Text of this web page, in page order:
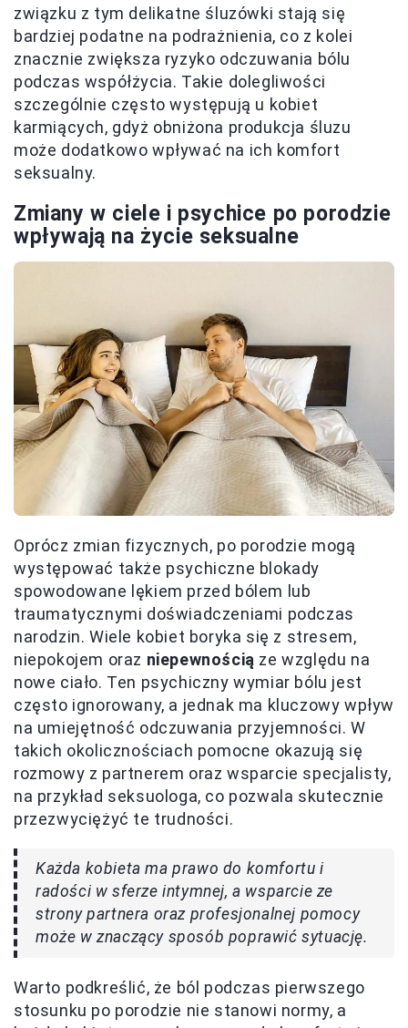
związku z tym delikatne śluzówki stają się
bardziej podatne na podrażnienia, co z kolei
znacznie zwiększa ryzyko odczuwania bólu
podczas współżycia. Takie dolegliwości
szczególnie często występują u kobiet
karmiących, gdyż obniżona produkcja śluzu
może dodatkowo wpływać na ich komfort
seksualny.
Zmiany w ciele i psychice po porodzie
wpływają na życie seksualne
Oprócz zmian fizycznych, po porodzie mogą
występować także psychiczne blokady
spowodowane lękiem przed bólem lub
traumatycznymi doświadczeniami podczas
narodzin. Wiele kobiet boryka się z stresem,
niepokojem oraz niepewnością ze względu na
nowe ciało. Ten psychiczny wymiar bólu jest
często ignorowany, a jednak ma kluczowy wpływ
na umiejętność odczuwania przyjemności. W
takich okolicznościach pomocne okazują się
rozmowy z partnerem oraz wsparcie specjalisty,
na przykład seksuologa, co pozwala skutecznie
przezwyciężyć te trudności.
Każda kobieta ma prawo do komfortu i
radości w sferze intymnej, a wsparcie ze
strony partnera oraz profesjonalnej pomocy
może w znaczący sposób poprawić sytuację.
Warto podkreślić, że ból podczas pierwszego
stosunku po porodzie nie stanowi normy, a